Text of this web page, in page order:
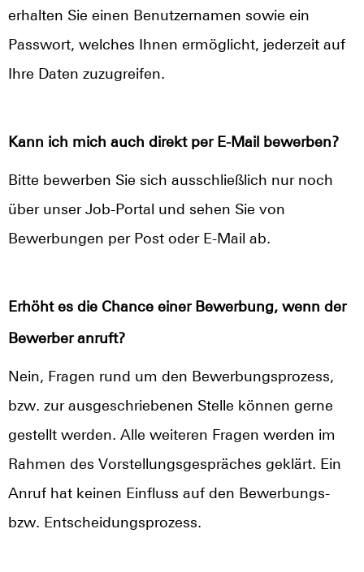
erhalten Sie einen Benutzernamen sowie ein
Passwort, welches Ihnen ermöglicht, jederzeit auf
Ihre Daten zuzugreifen.
Kann ich mich auch direkt per E-Mail bewerben?
Bitte bewerben Sie sich ausschließlich nur noch
über unser Job-Portal und sehen Sie von
Bewerbungen per Post oder E-Mail ab.
Erhöht es die Chance einer Bewerbung, wenn der
Bewerber anruft?
Nein, Fragen rund um den Bewerbungsprozess,
bzw. zur ausgeschriebenen Stelle können gerne
gestellt werden. Alle weiteren Fragen werden im
Rahmen des Vorstellungsgespräches geklärt. Ein
Anruf hat keinen Einfluss auf den Bewerbungs-
bzw. Entscheidungsprozess.